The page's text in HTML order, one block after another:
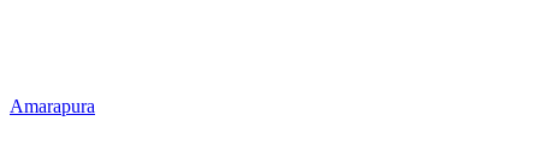
Amarapura